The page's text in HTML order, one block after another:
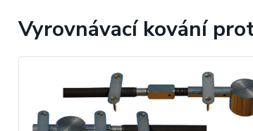
Vyrovnávací kování